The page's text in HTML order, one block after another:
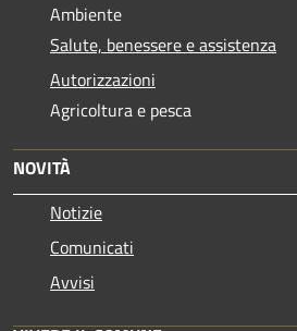
Ambiente
Salute, benessere e assistenza
Autorizzazioni
Agricoltura e pesca
NOVITÀ
Notizie
Comunicati
Avvisi